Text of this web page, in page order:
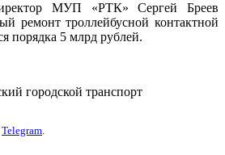
МУП «РТК» Сергей Бреев
ремонт троллейбусной контактной
порядка 5 млрд рублей.
городской транспорт
Telegram.